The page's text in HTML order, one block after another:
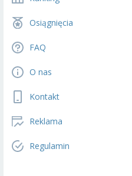
Osiągnięcia
FAQ
O nas
Kontakt
Reklama
Regulamin